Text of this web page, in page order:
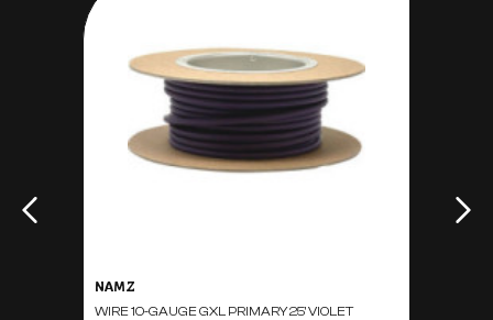
NAMZ
WIRE 10-GAUGE GXL PRIMARY 25' VIOLET